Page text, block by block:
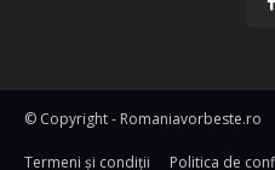
© Copyright - Romaniavorbeste.ro
Termeni și condiţii Politica de